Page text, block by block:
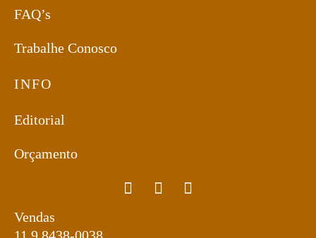
FAQ’s
Trabalhe Conosco
INFO
Editorial
Orçamento
Vendas